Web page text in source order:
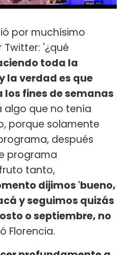
por muchísimo
'¿qué
toda la
la verdad es que
fines de semanas
algo que no tenía
porque solamente
después
programa
tanto,
dijimos 'bueno,
y seguimos quizás
o septiembre, no
Florencia.